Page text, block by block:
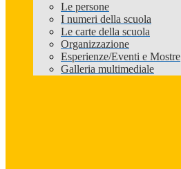
Le persone
I numeri della scuola
Le carte della scuola
Organizzazione
Esperienze/Eventi e Mostre
Galleria multimediale